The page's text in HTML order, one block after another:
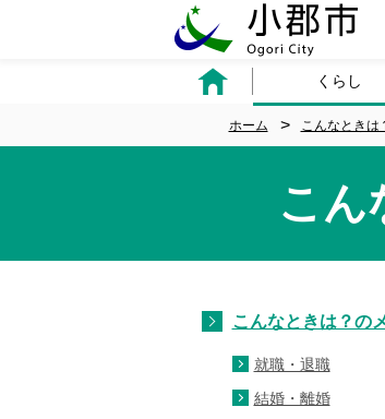
くらし
ホーム こんなときは
こん
こんなときは？の
就職・退職
結婚・離婚